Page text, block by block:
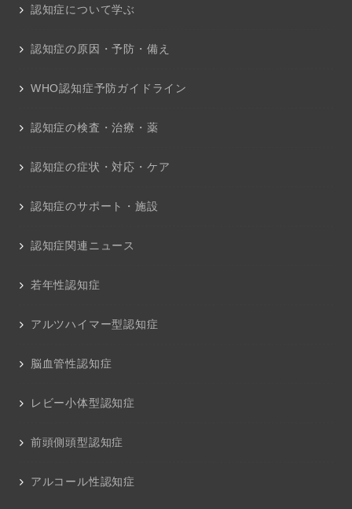
認知症について学ぶ
認知症の原因・予防・備え
WHO認知症予防ガイドライン
認知症の検査・治療・薬
認知症の症状・対応・ケア
認知症のサポート・施設
認知症関連ニュース
若年性認知症
アルツハイマー型認知症
脳血管性認知症
レビー小体型認知症
前頭側頭型認知症
アルコール性認知症